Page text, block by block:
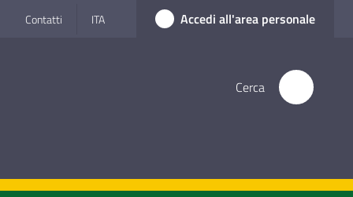
Contatti ITA Accedi all'area personale
Cerca